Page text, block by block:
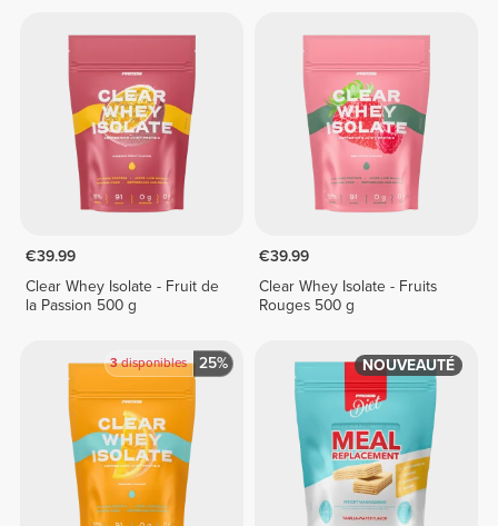
€39.99
Clear Whey Isolate - Fruit de
la Passion 500 g
€39.99
Clear Whey Isolate - Fruits
Rouges 500 g
3disponibles 25% NOUVEAUTÉ